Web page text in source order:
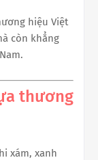
hiệu Việt
còn khẳng
thương
xám, xanh